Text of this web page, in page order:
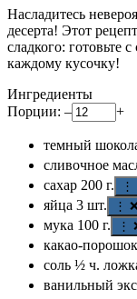
Насладитесь
десерта! Этот
сладкого: готовьте
каждому кусочку!
Ингредиенты
Порции: – +
темный
сливочное
сахар 200 г. ⋮
яйца 3 шт. ⋮
мука 100 г. ⋮
какао-порошок
соль ½ ч.
ванильный